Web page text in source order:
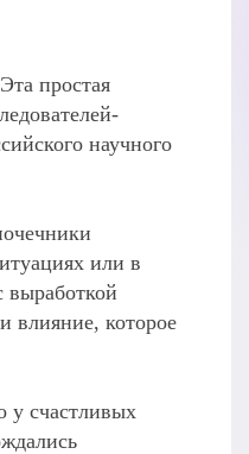
простая
научного
или в
выработкой
влияние, которое
у счастливых